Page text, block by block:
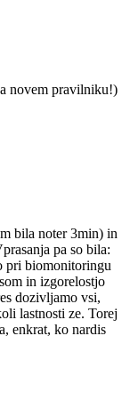
novem pravilniku!)
bila noter 3min) in
pa so bila:
pri biomonitoringu
in izgorelostjo
dozivljamo vsi,
lastnosti ze. Torej
enkrat, ko nardis